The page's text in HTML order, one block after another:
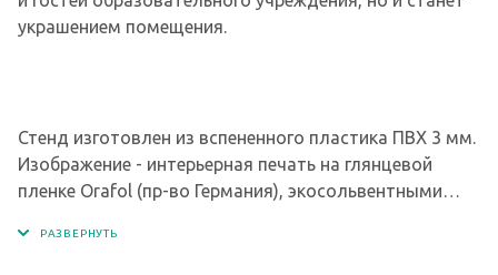
украшением помещения.
Стенд изготовлен из вспененного пластика ПВХ 3 мм.
Изображение - интерьерная печать на глянцевой
пленке Orafol (пр-во Германия), экосольвентными
изготовлены из современного прочного и